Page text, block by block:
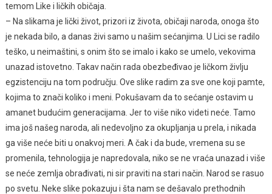
temom Like i ličkih običaja.
– Na slikama je lički život, prizori iz života, običaji naroda, onoga što
je nekada bilo, a danas živi samo u našim sećanjima. U Lici se radilo
teško, u neimaštini, s onim što se imalo i kako se umelo, vekovima
unazad istovetno. Takav način rada obezbeđivao je ličkom življu
egzistenciju na tom području. Ove slike radim za sve one koji pamte,
kojima to znači koliko i meni. Pokušavam da to sećanje ostavim u
amanet budućim generacijama. Jer to više niko videti neće. Tamo
ima još našeg naroda, ali nedevoljno za okupljanja u prela, i nikada
ga više neće biti u onakvoj meri. A čak i da bude, vremena su se
promenila, tehnologija je napredovala, niko se ne vraća unazad i više
se neće zemlja obrađivati, ni sir praviti na stari način. Narod se rasuo
po svetu. Neke slike pokazuju i šta nam se dešavalo prethodnih